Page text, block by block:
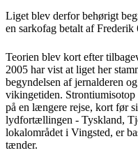
Liget blev derfor behørigt
en sarkofag betalt af Frederik
Teorien blev kort efter
2005 har vist at liget her
begyndelsen af jernalderen
vikingetiden. Strontiumisotop
på en længere rejse, kort før
lydfortællingen - Tyskland,
lokalområdet i Vingsted, er
tænder.